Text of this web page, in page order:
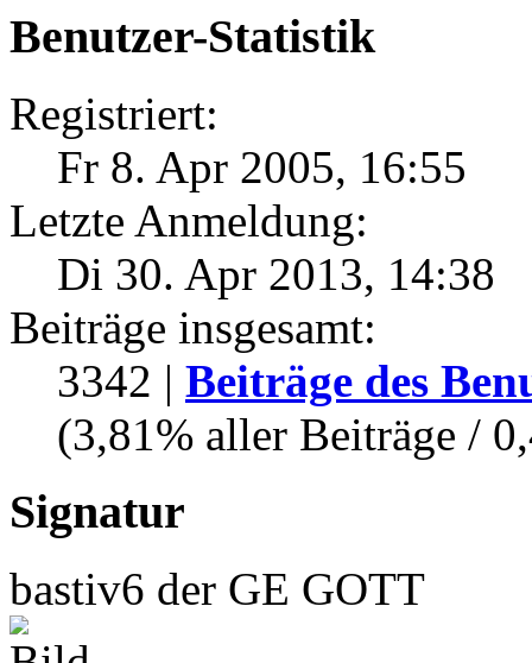
Benutzer-Statistik
Registriert:
Fr 8. Apr 2005, 16:55
Letzte Anmeldung:
Di 30. Apr 2013, 14:38
Beiträge insgesamt:
3342 | Beiträge des
(3,81% aller Beiträge /
Signatur
bastiv6 der GE GOTT